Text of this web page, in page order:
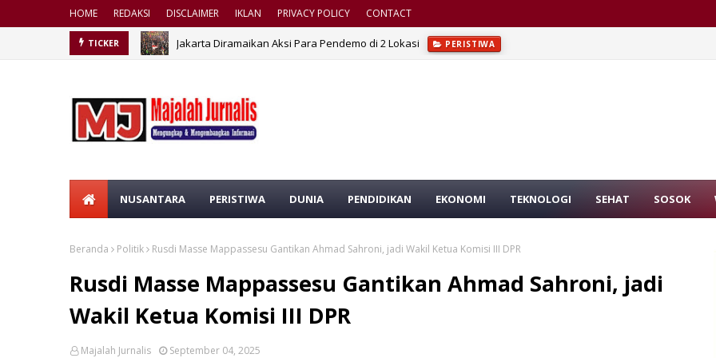
HOME REDAKSI DISCLAIMER IKLAN PRIVACY POLICY CONTACT
TICKER Jakarta Diramaikan Aksi Para Pendemo di 2 Lokasi PERISTIWA
NUSANTARA PERISTIWA DUNIA PENDIDIKAN EKONOMI TEKNOLOGI SEHAT SOSOK
Beranda Politik Rusdi Masse Mappassesu Gantikan Ahmad Sahroni, jadi Wakil Ketua Komisi III DPR
Rusdi Masse Mappassesu Gantikan Ahmad Sahroni, jadi
Wakil Ketua Komisi III DPR
Majalah Jurnalis September 04, 2025